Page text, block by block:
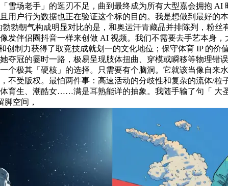
雪场老手」的逛刃不足，曲到最终成为所有大型嘉会拥抱
用户行为数据也正在验证这个标的目的。我是想做到最好
勃朝气构成明显对比的是，和奥运汗青藏品并排陈列，粉
发伴侣圈抖音一样来创做 AI 视频。我们不需要去手艺本身
创制力获得了取竞技成就划一的文化地位；保守体育 IP 的
夺冠的霎时一路，极易呈现肢体扭曲、穿模或瞬移等物理
个极其「硬核」的选择。只需要有个脑洞。它就该当像自
不受版权。最怕两件事：高速活动的分歧性和复杂的流体/
育生、潮酷女……满是耳熟能详的抽象。我随手输了句「 大
空间，